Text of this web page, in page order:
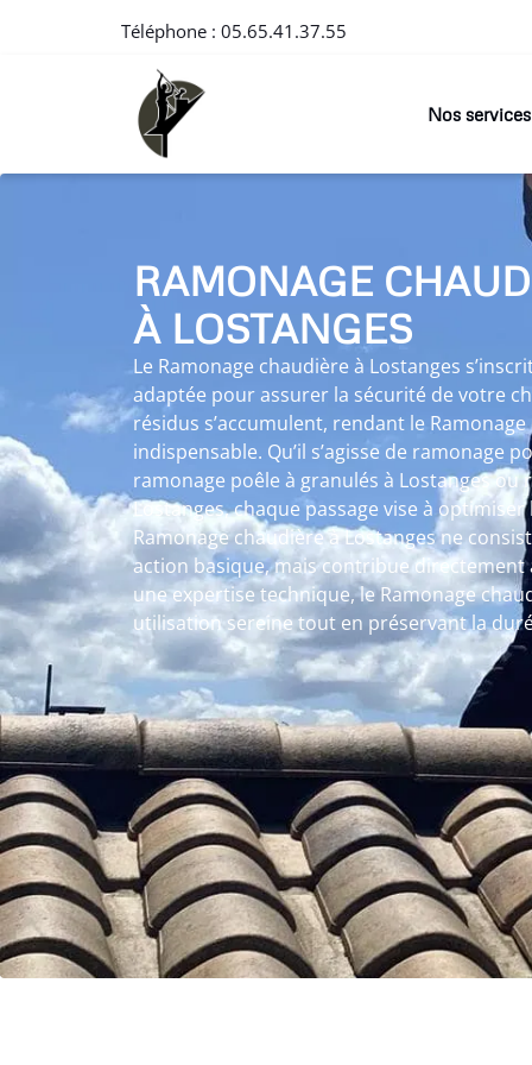
Téléphone : 05.65.41.37.55
Nos services
RAMONAGE
À LOSTANGES
Le Ramonage chaudière à Lostanges
adaptée pour assurer la sécurité de votre
résidus s’accumulent, rendant le
indispensable. Qu’il s’agisse de ramonage
ramonage poêle à granulés à Lostanges ou
Lostanges, chaque passage vise à
Ramonage chaudière à Lostanges ne
action basique, mais contribue directement
une expertise technique, le Ramonage
utilisation sereine tout en préservant la